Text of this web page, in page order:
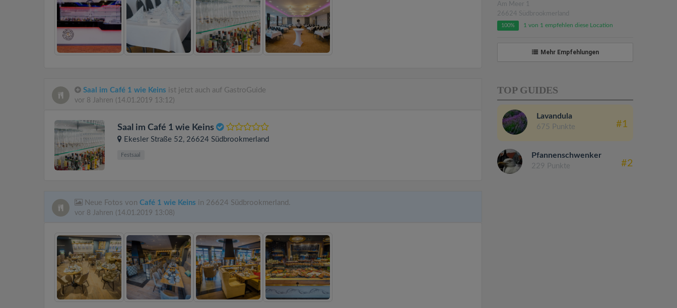
Saal im Café 1 wie Keins ist jetzt auch auf GastroGuide
vor 8 Jahren (14.01.2019 13:12)
Saal im Café 1 wie Keins
Ekesler Straße 52, 26624 Südbrookmerland
Festsaal
Neue Fotos von Café 1 wie Keins in 26624 Südbrookmerland.
vor 8 Jahren (14.01.2019 13:08)
Am Meer 1
26624 Südbrookmerland
100% 1 von 1 empfehlen diese Location
Mehr Empfehlungen
TOP GUIDES
Lavandula
675 Punkte #1
Pfannenschwenker
229 Punkte #2